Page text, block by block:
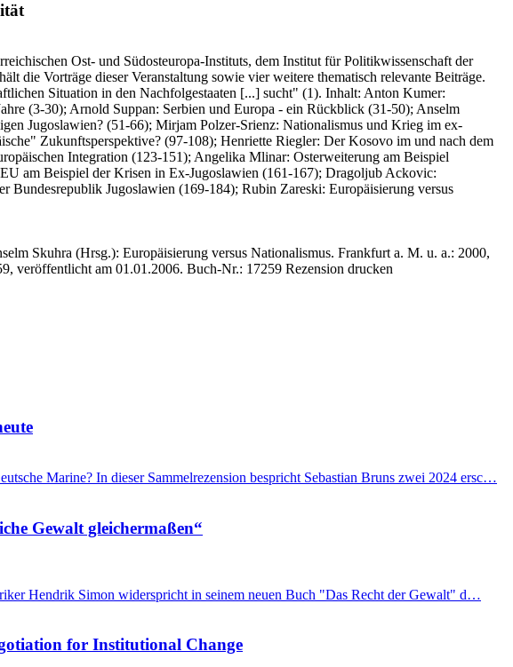
Ost- und Südosteuropa-Instituts, dem Institut für Politikwissenschaft der
die Vorträge dieser Veranstaltung sowie vier weitere thematisch relevante Beiträge.
Situation in den Nachfolgestaaten [...] sucht" (1). Inhalt: Anton Kumer:
(3-30); Arnold Suppan: Serbien und Europa - ein Rückblick (31-50); Anselm
Jugoslawien? (51-66); Mirjam Polzer-Srienz: Nationalismus und Krieg im ex-
Zukunftsperspektive? (97-108); Henriette Riegler: Der Kosovo im und nach dem
Integration (123-151); Angelika Mlinar: Osterweiterung am Beispiel
am Beispiel der Krisen in Ex-Jugoslawien (161-167); Dragoljub Ackovic:
Bundesrepublik Jugoslawien (169-184); Rubin Zareski: Europäisierung versus
Skuhra (Hrsg.): Europäisierung versus Nationalismus. Frankfurt a. M. u. a.: 2000,
veröffentlicht am 01.01.2006. Buch-Nr.: 17259 Rezension drucken
Marine? In dieser Sammelrezension bespricht Sebastian Bruns zwei 2024 ersc…
Gewalt gleichermaßen“
Hendrik Simon widerspricht in seinem neuen Buch "Das Recht der Gewalt" d…
for Institutional Change